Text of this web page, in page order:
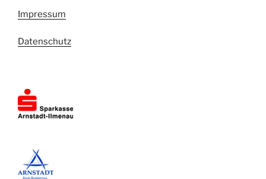
Impressum
Datenschutz